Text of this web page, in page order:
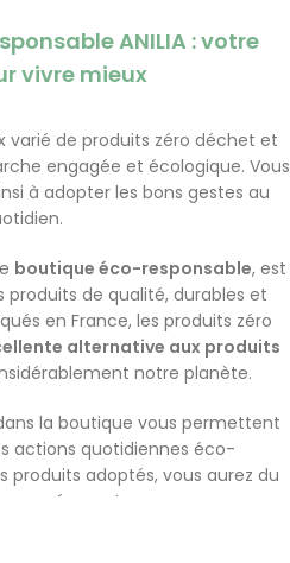
ANILIA : votre
vivre mieux
varié de produits zéro déchet et
engagée et écologique. Vous
à adopter les bons gestes au
boutique éco-responsable, est
produits de qualité, durables et
en France, les produits zéro
alternative aux produits
notre planète.
la boutique vous permettent
actions quotidiennes éco-
produits adoptés, vous aurez du
en séparer !